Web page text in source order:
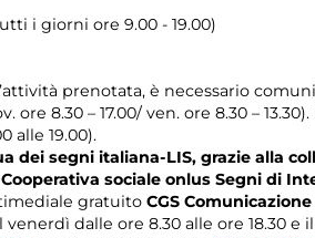
i giorni ore 9.00 - 19.00)
prenotata, è necessario
ore 8.30 – 17.00/ ven. ore 8.30 –
alle 19.00).
dei segni italiana-LIS, grazie alla
sociale onlus Segni di
gratuito CGS
dalle ore 8.30 alle ore 18.30 e